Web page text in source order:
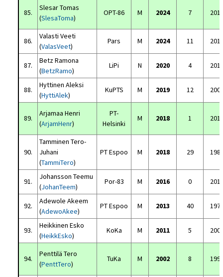
85.
Slesar Tomas
(SlesaToma)
OPT-86 M 2024 7
86.
Valasti Veeti
(ValasVeet)
Pars M 2024 11
87.
Betz Ramona
(BetzRamo)
LiPi N 2020 4
88.
Hyttinen Aleksi
(HyttiAlek)
KuPTS M 2019 12
89.
Arjamaa Henri
(ArjamHenr)
PT-
Helsinki
M 2018 1
90.
Tamminen Tero-
Juhani
(TammiTero)
PT Espoo M 2018 29
91.
Johansson Teemu
(JohanTeem)
Por-83 M 2016 0
92.
Adewole Akeem
(AdewoAkee)
PT Espoo M 2013 40
93.
Heikkinen Esko
(HeikkEsko)
KoKa M 2011 5
94.
Penttilä Tero
(PenttTero)
TuKa M 2002 8